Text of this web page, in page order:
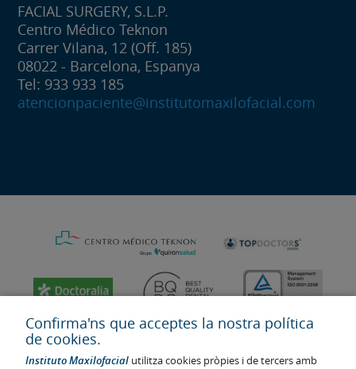
FACIAL SURGERY, S.L.P.
Centro Médico Teknon
Carrer Vilana, 12 (Off. 185)
08022 - Barcelona, Espanya
Tel: 933 933 185
atencionpaciente@institutomaxilofacial.com
Confirma'ns que acceptes la nostra política
de cookies.
Instituto Maxilofacial utilitza cookies pròpies i de tercers amb